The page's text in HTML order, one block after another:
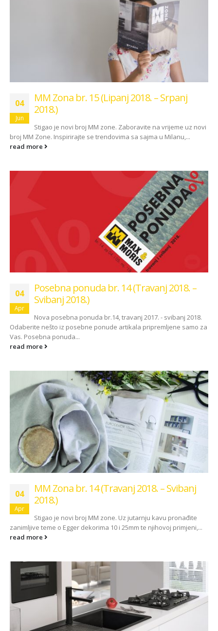
04
Jun
MM Zona br. 15 (Lipanj 2018. – Srpanj
2018.)
Stigao je novi broj MM zone. Zaboravite na vrijeme uz novi
broj MM Zone. Inspirirajte se trendovima sa sajma u Milanu,...
read more
04
Apr
Posebna ponuda br. 14 (Travanj 2018. –
Svibanj 2018.)
Nova posebna ponuda br.14, travanj 2017. - svibanj 2018.
Odaberite nešto iz posebne ponude artikala pripremljene samo za
Vas. Posebna ponuda...
read more
04
Apr
MM Zona br. 14 (Travanj 2018. – Svibanj
2018.)
Stigao je novi broj MM zone. Uz jutarnju kavu pronađite
zanimljive teme o Egger dekorima 10 i 25mm te njihovoj primjeni,...
read more